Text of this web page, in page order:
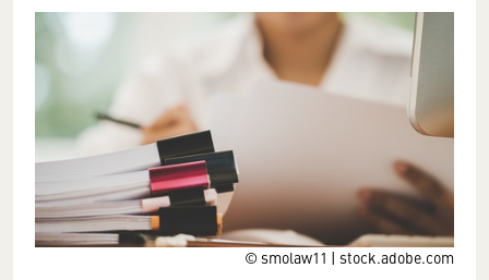
© smolaw11 | stock.adobe.com